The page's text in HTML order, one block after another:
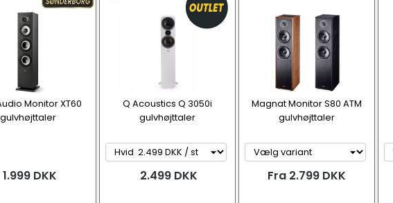
Monitor XT60
gulvhøjttaler
1.999 DKK
Q Acoustics Q 3050i
gulvhøjttaler
2.499 DKK
Magnat Monitor S80 ATM
gulvhøjttaler
Fra 2.799 DKK